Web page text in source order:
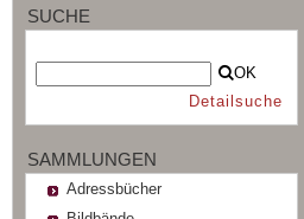
SUCHE
OK
Detailsuche
SAMMLUNGEN
Adressbücher